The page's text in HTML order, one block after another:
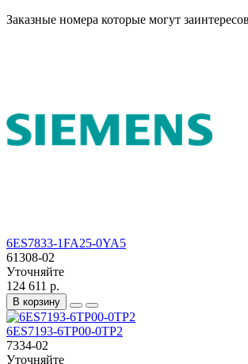
Заказные номера которые могут
6ES7833-1FA25-0YA5
61308-02
Уточняйте
124 611 р.
В корзину
6ES7193-6TP00-0TP2
7334-02
Уточняйте